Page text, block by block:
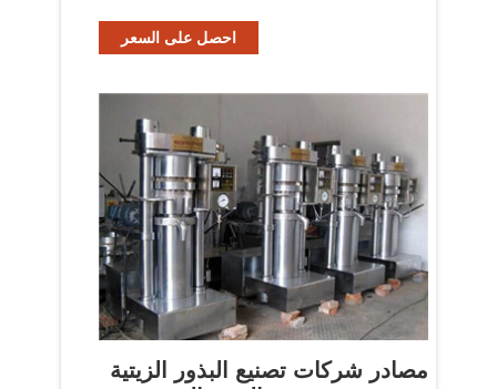
احصل على السعر
مصادر شركات تصنيع البذور الزيتية